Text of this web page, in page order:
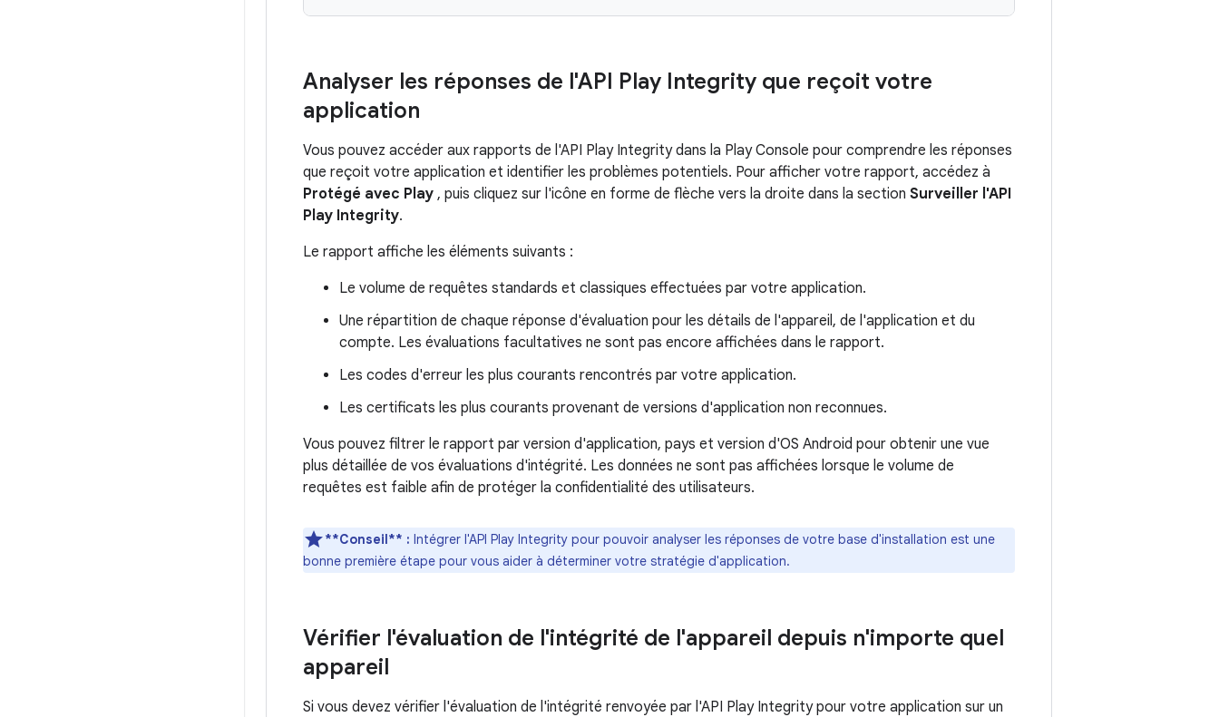
Analyser les réponses de l'API Play Integrity que reçoit votre
application
Vous pouvez accéder aux rapports de l'API Play Integrity dans la Play Console pour comprendre les réponses
que reçoit votre application et identifier les problèmes potentiels. Pour afficher votre rapport, accédez à
Protégé avec Play , puis cliquez sur l'icône en forme de flèche vers la droite dans la section Surveiller l'API
Play Integrity.
Le rapport affiche les éléments suivants :
Le volume de requêtes standards et classiques effectuées par votre application.
Une répartition de chaque réponse d'évaluation pour les détails de l'appareil, de l'application et du
compte. Les évaluations facultatives ne sont pas encore affichées dans le rapport.
Les codes d'erreur les plus courants rencontrés par votre application.
Les certificats les plus courants provenant de versions d'application non reconnues.
Vous pouvez filtrer le rapport par version d'application, pays et version d'OS Android pour obtenir une vue
plus détaillée de vos évaluations d'intégrité. Les données ne sont pas affichées lorsque le volume de
requêtes est faible afin de protéger la confidentialité des utilisateurs.
**Conseil** : Intégrer l'API Play Integrity pour pouvoir analyser les réponses de votre base d'installation est une
bonne première étape pour vous aider à déterminer votre stratégie d'application.
Vérifier l'évaluation de l'intégrité de l'appareil depuis n'importe quel
appareil
Si vous devez vérifier l'évaluation de l'intégrité renvoyée par l'API Play Integrity pour votre application sur un